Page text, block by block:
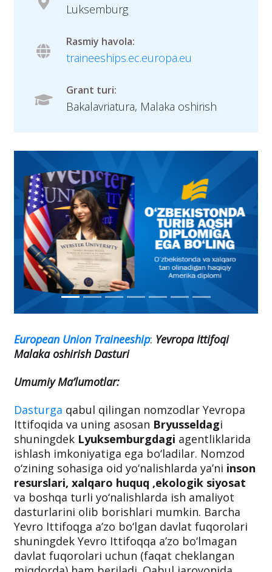
Luksemburg
Rasmiy havola:
traineeships.ec.europa.eu
Grant turi:
Bakalavriatura, Malaka oshirish
European Union Traineeship: Yevropa Ittifoqi
Malaka oshirish Dasturi
Umumiy Ma’lumotlar:
Dasturga qabul qilingan nomzodlar Yevropa
Ittifoqida va uning asosan Bryusseldagi
shuningdek Lyuksemburgdagi agentliklarida
ishlash imkoniyatiga ega bo‘ladilar. Nomzod
o‘zining sohasiga oid yo‘nalishlarda ya’ni inson
resurslari, xalqaro huquq ,ekologik siyosat
va boshqa turli yo‘nalishlarda ish amaliyot
dasturlarini olib borishlari mumkin. Barcha
Yevro Ittifoqga a’zo bo‘lgan davlat fuqorolari
shuningdek Yevro Ittifoqqa a’zo bo‘lmagan
davlat fuqorolari uchun (faqat cheklangan